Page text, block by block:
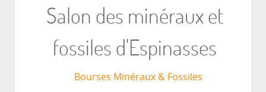
Salon des minéraux et
fossiles d'Espinasses
Bourses Minéraux & Fossiles